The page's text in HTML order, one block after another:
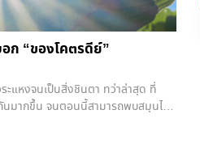
ก “ของโคตรดีย์”
ะแหงจนเป็นสิ่งชินตา ทว่าล่าสุด ที่
นมากขึ้น จนตอนนี้สามารถพบสมุนไพร
วิทยาศาสตร์นับว่า กระท่อมเป็นหนึ่ง